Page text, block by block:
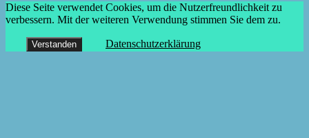
Diese Seite verwendet Cookies, um die Nutzerfreundlichkeit zu
verbessern. Mit der weiteren Verwendung stimmen Sie dem zu.
Verstanden Datenschutzerklärung